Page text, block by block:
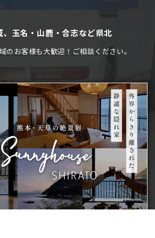
、玉名・山鹿・合志など県北
のお客様も大歓迎！ご相談ください。